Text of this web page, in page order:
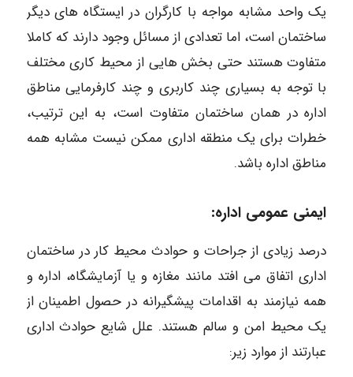
یک واحد مشابه مواجه با کارگران در ایستگاه های دیگر
ساختمان است، اما تعدادی از مسائل وجود دارند که کاملا
متفاوت هستند حتی بخش هایی از محیط کاری مختلف
با توجه به بسیاری چند کاربری و چند کارفرمایی مناطق
اداره در همان ساختمان متفاوت است، به این ترتیب،
خطرات برای یک منطقه اداری ممکن نیست مشابه همه
مناطق اداره باشد.
ایمنی عمومی اداره:
درصد زیادی از جراحات و حوادث محیط کار در ساختمان
اداری اتفاق می افتد مانند مغازه و یا آزمایشگاه، اداره و
همه نیازمند به اقدامات پیشگیرانه در حصول اطمینان از
یک محیط امن و سالم هستند. علل شایع حوادث اداری
عبارتند از موارد زیر: